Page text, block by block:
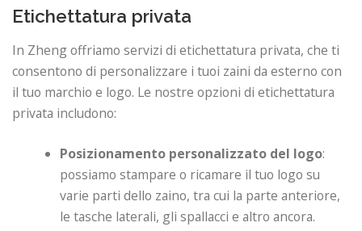
Etichettatura privata
In Zheng offriamo servizi di etichettatura privata, che ti
consentono di personalizzare i tuoi zaini da esterno con
il tuo marchio e logo. Le nostre opzioni di etichettatura
privata includono:
Posizionamento personalizzato del logo:
possiamo stampare o ricamare il tuo logo su
varie parti dello zaino, tra cui la parte anteriore,
le tasche laterali, gli spallacci e altro ancora.